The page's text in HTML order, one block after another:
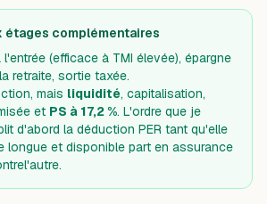
étages complémentaires
(efficace à TMI élevée), épargne
retraite, sortie taxée.
mais liquidité, capitalisation,
et PS à 17,2 %. L'ordre que je
d'abord la déduction PER tant qu'elle
longue et disponible part en assurance
l'autre.